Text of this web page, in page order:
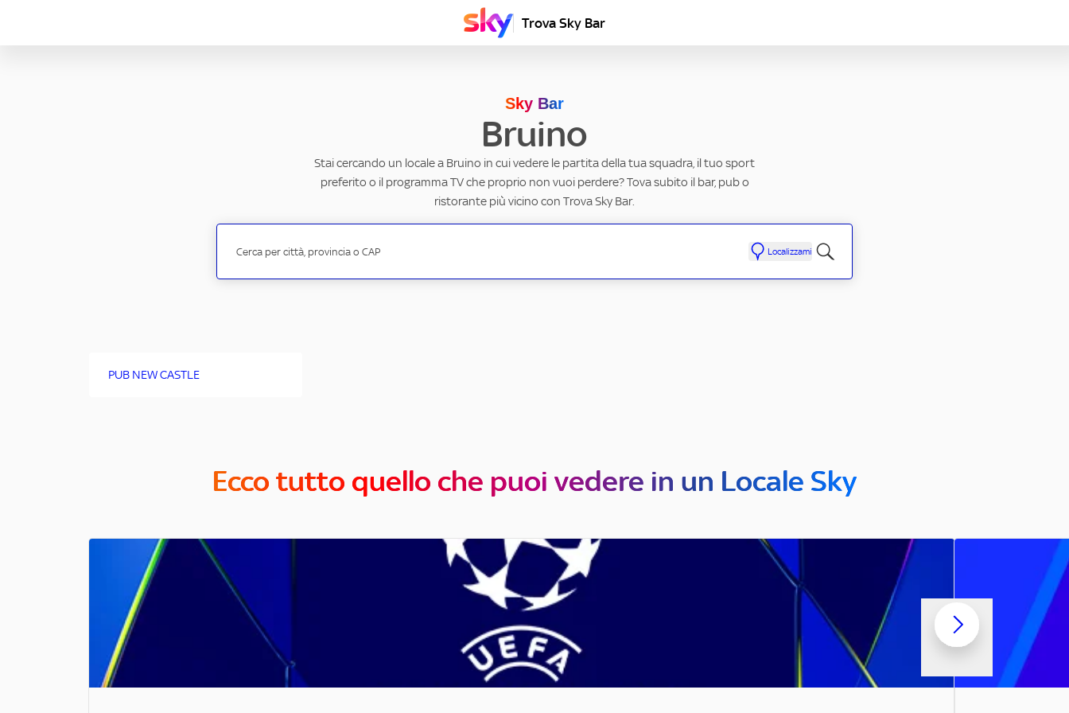
Trova Sky Bar
Sky Bar
Bruino
Stai cercando un locale a Bruino in cui vedere le partita della tua squadra, il tuo sport
preferito o il programma TV che proprio non vuoi perdere? Tova subito il bar, pub o
ristorante più vicino con Trova Sky Bar.
Localizzami
PUB NEW CASTLE
Ecco tutto quello che puoi vedere in un Locale Sky